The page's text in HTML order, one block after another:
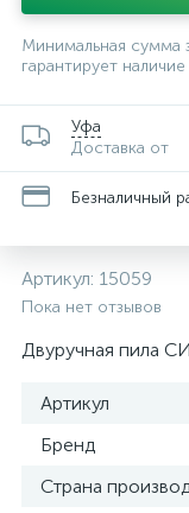
Минимальная сумма
гарантирует
Уфа
Доставка от
Безналичный
Артикул: 15059
Пока нет отзывов
Двуручная пила
Артикул
Бренд
Страна